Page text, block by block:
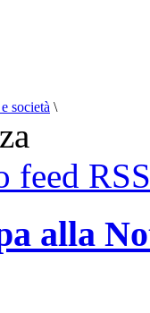
società \
feed RSS
alla